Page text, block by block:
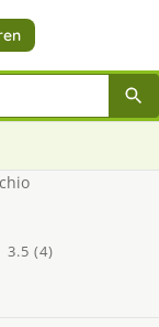
3.5 (4)